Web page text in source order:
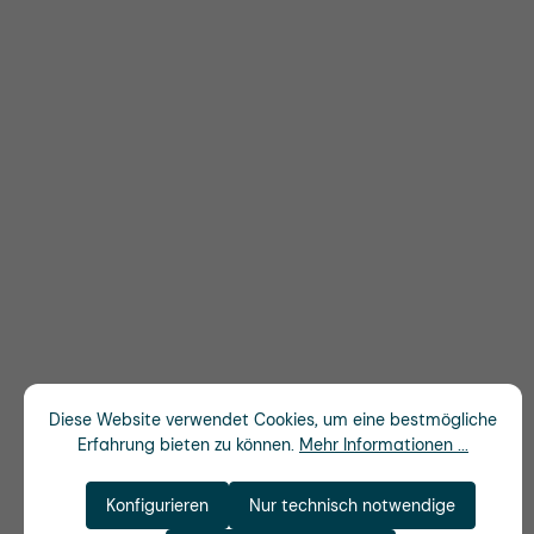
Diese Website verwendet Cookies, um eine bestmögliche
Erfahrung bieten zu können. Mehr Informationen ...
Nur technisch notwendige
Konfigurieren